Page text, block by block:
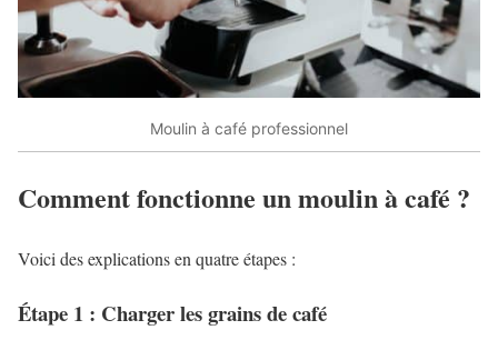
Moulin à café professionnel
Comment fonctionne un moulin à café ?
Voici des explications en quatre étapes :
Étape 1 : Charger les grains de café